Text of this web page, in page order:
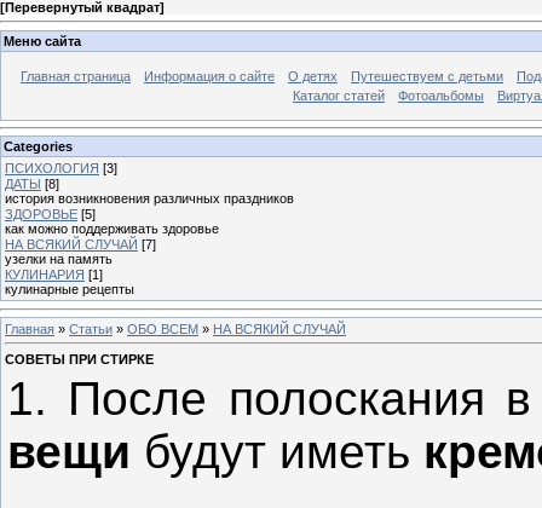
[Перевернутый квадрат]
Меню сайта
Главная страница Информация о сайте О детях Путешествуем с детьми
Каталог статей
Фотоальбомы
Categories
ПСИХОЛОГИЯ [3]
ДАТЫ [8]
история возникновения различных праздников
ЗДОРОВЬЕ [5]
как можно поддерживать здоровье
НА ВСЯКИЙ СЛУЧАЙ [7]
узелки на память
КУЛИНАРИЯ [1]
кулинарные рецепты
Главная » Статьи » ОБО ВСЕМ » НА ВСЯКИЙ СЛУЧАЙ
СОВЕТЫ ПРИ СТИРКЕ
1. После полоскания
вещи будут иметь